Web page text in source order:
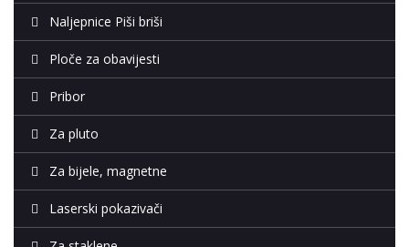
Naljepnice Piši briši
Ploče za obavijesti
Pribor
Za pluto
Za bijele, magnetne
Laserski pokazivači